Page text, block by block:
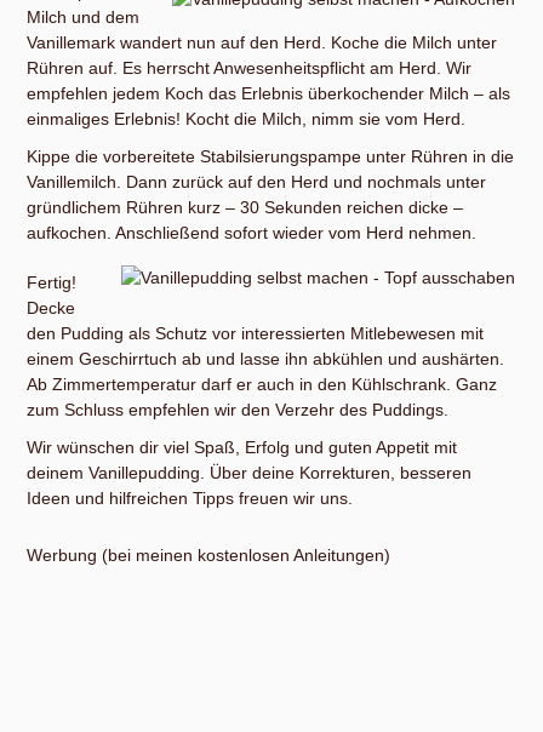
Milch und dem
Vanillemark wandert nun auf den Herd. Koche die Milch unter
Rühren auf. Es herrscht Anwesenheitspflicht am Herd. Wir
empfehlen jedem Koch das Erlebnis überkochender Milch – als
einmaliges Erlebnis! Kocht die Milch, nimm sie vom Herd.
Kippe die vorbereitete Stabilsierungspampe unter Rühren in die
Vanillemilch. Dann zurück auf den Herd und nochmals unter
gründlichem Rühren kurz – 30 Sekunden reichen dicke –
aufkochen. Anschließend sofort wieder vom Herd nehmen.
Fertig!
Decke
den Pudding als Schutz vor interessierten Mitlebewesen mit
einem Geschirrtuch ab und lasse ihn abkühlen und aushärten.
Ab Zimmertemperatur darf er auch in den Kühlschrank. Ganz
zum Schluss empfehlen wir den Verzehr des Puddings.
Wir wünschen dir viel Spaß, Erfolg und guten Appetit mit
deinem Vanillepudding. Über deine Korrekturen, besseren
Ideen und hilfreichen Tipps freuen wir uns.
Werbung (bei meinen kostenlosen Anleitungen)